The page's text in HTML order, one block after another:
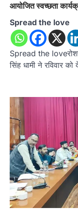
आयोजित स्वच्छता
Spread the love
Spread the
सिंह धामी ने रविवार